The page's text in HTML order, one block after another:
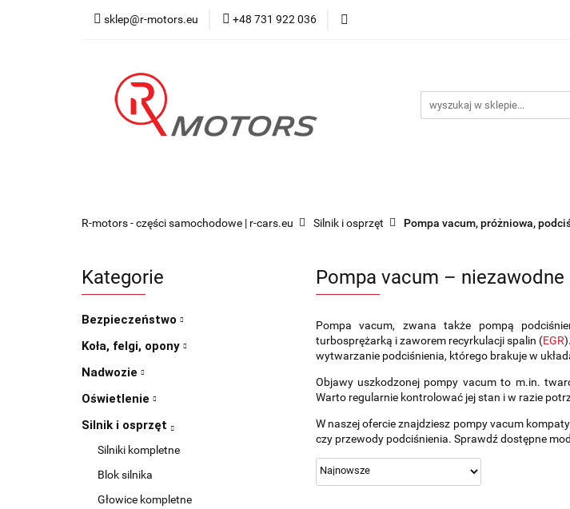
sklep@r-motors.eu +48 731 922 036
R-motors - części samochodowe | r-cars.eu Silnik i osprzęt Pompa vacum, próżniowa,
Kategorie
Bezpieczeństwo
Koła, felgi, opony
Nadwozie
Oświetlenie
Silnik i osprzęt
Silniki kompletne
Blok silnika
Głowice kompletne
Pompa vacum –
Pompa vacum, zwana także pompą
turbosprężarką i zaworem recyrkulacji spalin (EGR
wytwarzanie podciśnienia, którego brakuje w
Objawy uszkodzonej pompy vacum to m.in.
Warto regularnie kontrolować jej stan i w razie
W naszej ofercie znajdziesz pompy vacum
czy przewody podciśnienia. Sprawdź dostępne